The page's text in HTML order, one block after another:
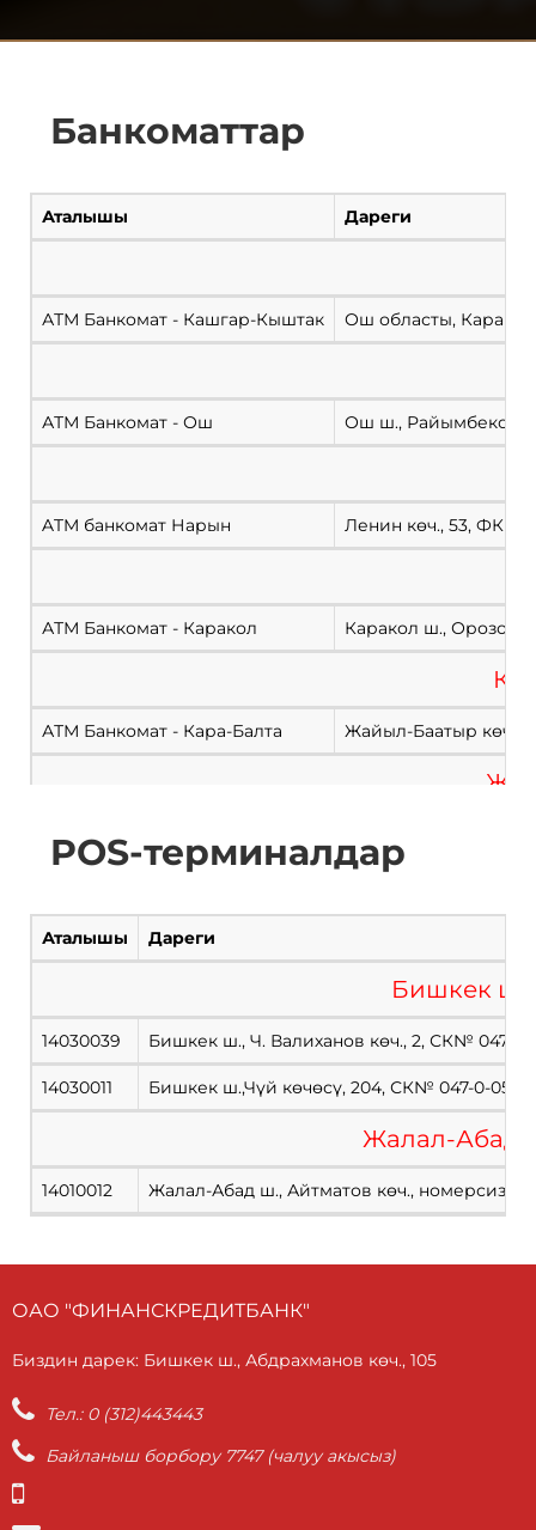
Банкоматтар
Аталышы Дареги
АТМ Банкомат - Кашгар-Кыштак Ош областы, Кара -
АТМ Банкомат - Ош Ош ш., Райымбеков,
ATM банкомат Нарын Ленин көч., 53, ФКБ-
АТМ Банкомат - Каракол Каракол ш., Орозов
АТМ Банкомат - Кара-Балта Жайыл-Баатыр көч.,
АТМ Банкомат-Жалал-Абад
АТМ банкомат Головной офис
г. Бишкек,
POS-терминалдар
Аталышы Дареги
Бишкек ш.
14030039 Бишкек ш., Ч. Валиханов көч., 2, СК№ 047-0-
14030011 Бишкек ш.,Чүй көчөсү, 204, СК№ 047-0-05
Жалал-Абад
14010012 Жалал-Абад ш., Айтматов көч., номерсиз,
ОАО "ФИНАНСКРЕДИТБАНК"
Биздин дарек: Бишкек ш., Абдрахманов көч., 105
Тел.: 0 (312)443443
Байланыш борбору 7747 (чалуу акысыз)